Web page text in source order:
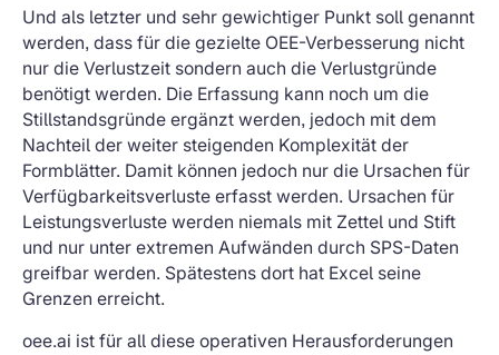
Und als letzter und sehr gewichtiger Punkt soll genannt
werden, dass für die gezielte OEE-Verbesserung nicht
nur die Verlustzeit sondern auch die Verlustgründe
benötigt werden. Die Erfassung kann noch um die
Stillstandsgründe ergänzt werden, jedoch mit dem
Nachteil der weiter steigenden Komplexität der
Formblätter. Damit können jedoch nur die Ursachen für
Verfügbarkeitsverluste erfasst werden. Ursachen für
Leistungsverluste werden niemals mit Zettel und Stift
und nur unter extremen Aufwänden durch SPS-Daten
greifbar werden. Spätestens dort hat Excel seine
Grenzen erreicht.
oee.ai ist für all diese operativen Herausforderungen